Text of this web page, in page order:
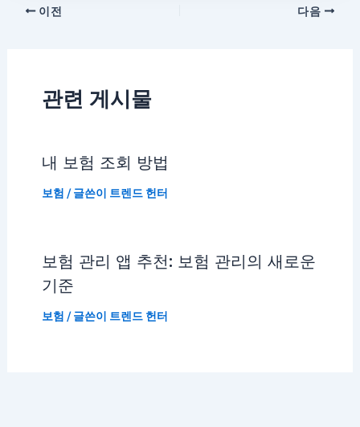
이전 다음
관련 게시물
내 보험 조회 방법
보험 / 글쓴이 트렌드 헌터
보험 관리 앱 추천: 보험 관리의 새로운
기준
보험 / 글쓴이 트렌드 헌터